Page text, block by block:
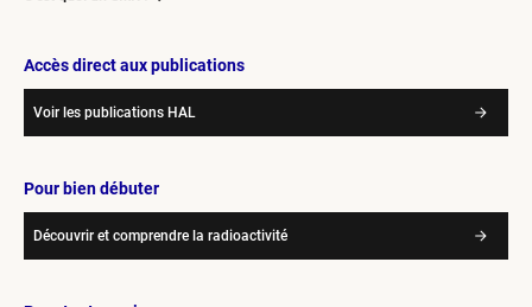
Accès direct aux publications
Voir les publications HAL
Pour bien débuter
Découvrir et comprendre la radioactivité